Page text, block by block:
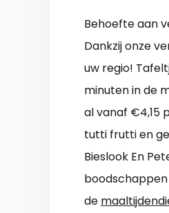
Behoefte aan
Dankzij onze
uw regio!
minuten in de
al vanaf €4,15
tutti frutti en
Bieslook En
de